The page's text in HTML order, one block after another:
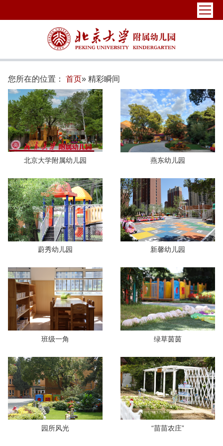
您所在的位置： 首页» 精彩瞬间
北京大学附属幼儿园 燕东幼儿园
蔚秀幼儿园 新馨幼儿园
班级一角 绿草茵茵
园所风光 “苗苗农庄”